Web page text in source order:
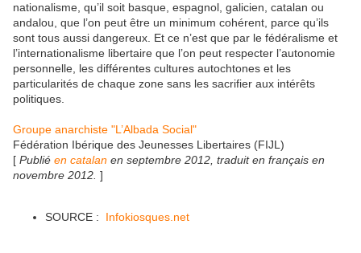
nationalisme, qu’il soit basque, espagnol, galicien, catalan ou
andalou, que l’on peut être un minimum cohérent, parce qu’ils
sont tous aussi dangereux. Et ce n’est que par le fédéralisme et
l’internationalisme libertaire que l’on peut respecter l’autonomie
personnelle, les différentes cultures autochtones et les
particularités de chaque zone sans les sacrifier aux intérêts
politiques.
Groupe anarchiste "L’Albada Social"
Fédération Ibérique des Jeunesses Libertaires (FIJL)
[ Publié en catalan en septembre 2012, traduit en français en
novembre 2012. ]
SOURCE : Infokiosques.net